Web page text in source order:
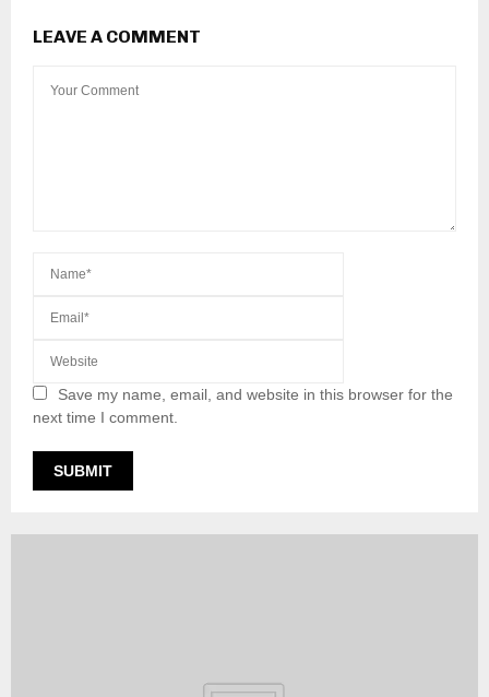
LEAVE A COMMENT
Save my name, email, and website in this browser for the
next time I comment.